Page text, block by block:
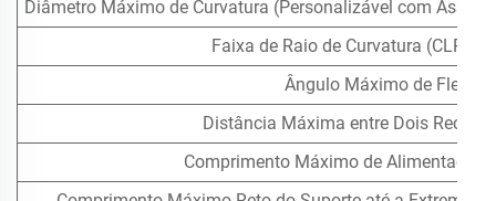
Diâmetro Máximo de Curvatura (Personalizável com
Faixa de Raio de Curvatura (CLR
Ângulo Máximo de Flexão
Distância Máxima entre Dois Recuos
Comprimento Máximo de Alimentação